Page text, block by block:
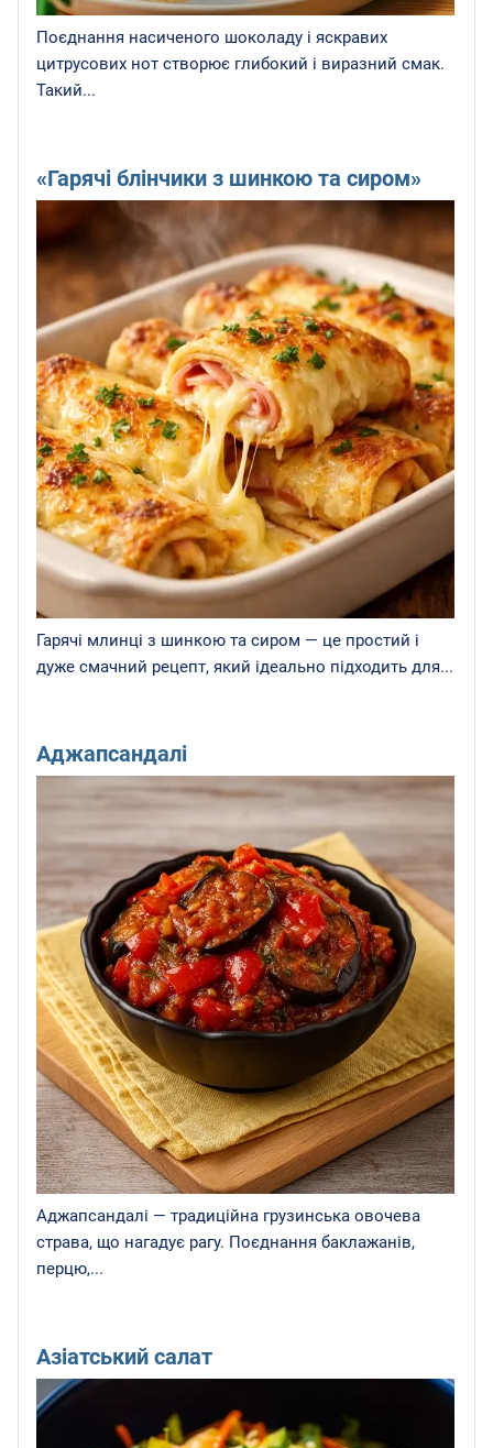
Поєднання насиченого шоколаду і яскравих
цитрусових нот створює глибокий і виразний смак.
Такий...
«Гарячі блінчики з шинкою та сиром»
Гарячі млинці з шинкою та сиром — це простий і
дуже смачний рецепт, який ідеально підходить для...
Аджапсандалі
Аджапсандалі — традиційна грузинська овочева
страва, що нагадує рагу. Поєднання баклажанів,
перцю,...
Азіатський салат